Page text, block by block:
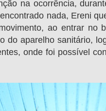
na ocorrência,
nada, Ereni
ao entrar no
do aparelho sanitário,
onde foi possível